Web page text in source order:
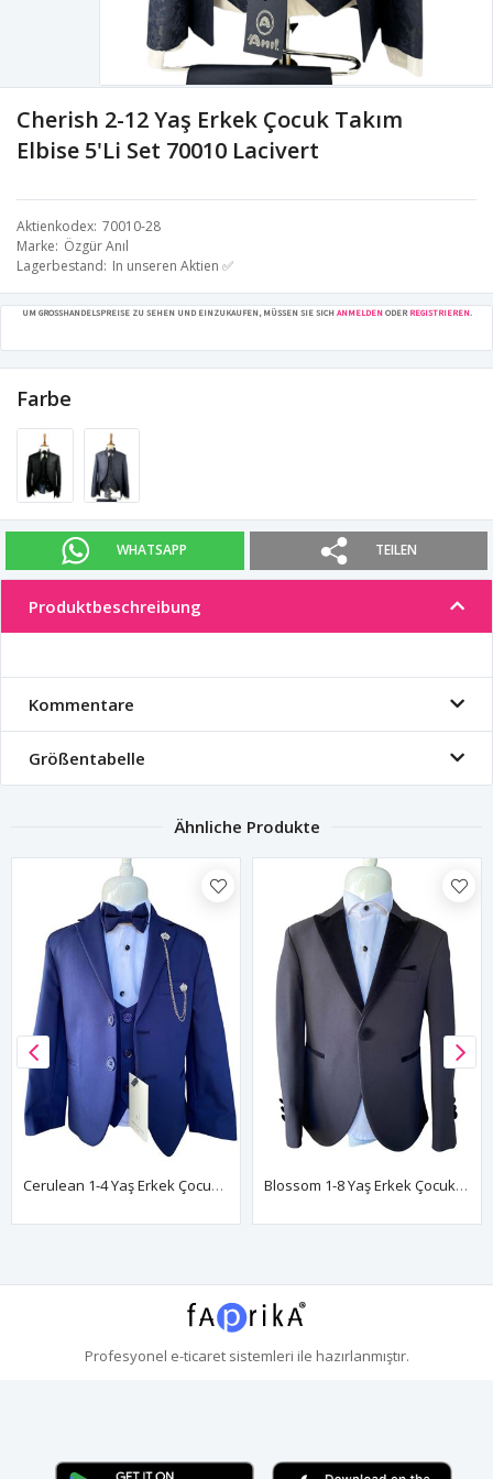
Cherish 2-12 Yaş Erkek Çocuk Takım
Elbise 5'Li Set 70010 Lacivert
Aktienkodex 70010-28
Marke Özgür Anıl
Lagerbestand In unseren Aktien ✅
UM GROSSHANDELSPREISE ZU SEHEN UND EINZUKAUFEN, MÜSSEN SIE SICH ANMELDENODER REGISTRIEREN.
Farbe
WHATSAPP TEILEN
Produktbeschreibung
Kommentare
Größentabelle
Ähnliche Produkte
Cerulean 1-4 Yaş Erkek Çocuk Takım Elbise 5'Li Set 60005 Parlament Blossom 1-8 Yaş Erkek Çocuk Takım Elbise 3'Lü Set 60019 Siyah
Profesyonel e-ticaretsistemleri ile hazırlanmıştır.